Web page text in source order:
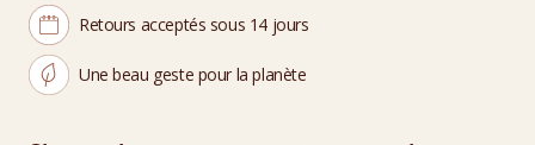
Retours acceptés sous 14 jours
Une beau geste pour la planète